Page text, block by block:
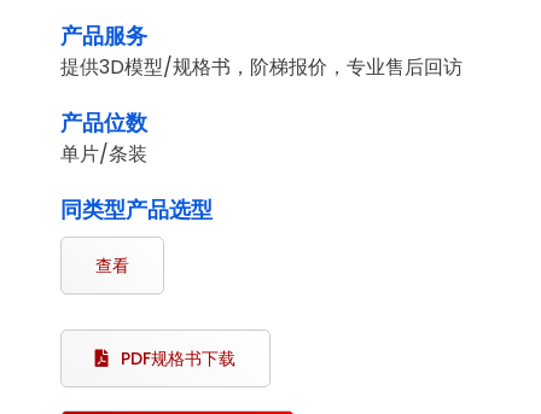
产品服务
提供3D模型/规格书，阶梯报价，专业售后回访
产品位数
单片/条装
同类型产品选型
查看
PDF规格书下载